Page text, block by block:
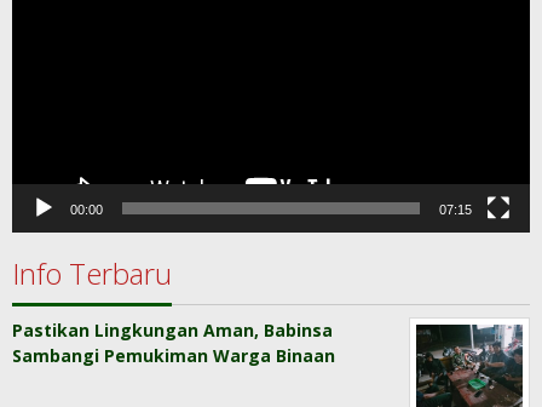
00:00 07:15
Info Terbaru
Pastikan Lingkungan Aman, Babinsa
Sambangi Pemukiman Warga Binaan